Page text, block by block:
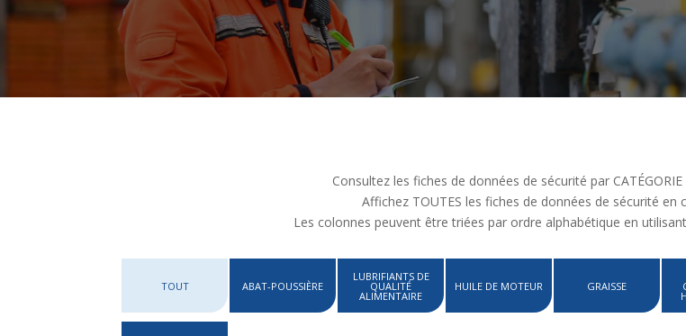
Consultez les fiches de données de sécurité par
Affichez TOUTES les fiches de données de sécurité en
Les colonnes peuvent être triées par ordre alphabétique en
TOUT ABAT-POUSSIÈRE
LUBRIFIANTS DE
QUALITÉ
ALIMENTAIRE
HUILE DE MOTEUR GRAISSE